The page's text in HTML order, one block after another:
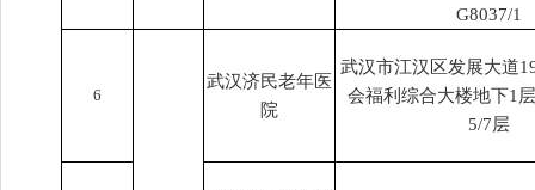
G8037/1
6
武汉济民老年医
院
武汉市江汉区发展大道
会福利综合大楼地下1
5/7层